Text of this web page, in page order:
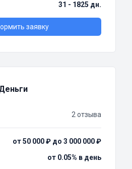
31 - 1825 дн.
заявку
2 отзыва
от 50 000 ₽ до 3 000 000 ₽
от 0.05% в день